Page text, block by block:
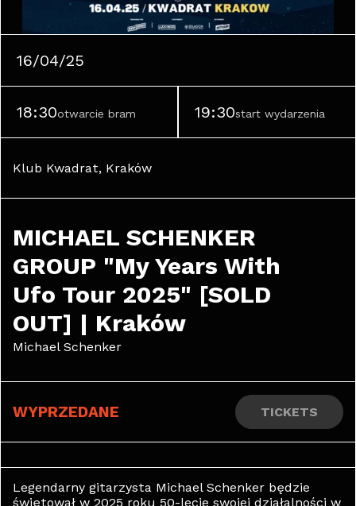
16/04/25
18:30otwarcie bram 19:30start wydarzenia
Klub Kwadrat, Kraków
MICHAEL SCHENKER
GROUP "My Years With
Ufo Tour 2025" [SOLD
OUT] | Kraków
Michael Schenker
WYPRZEDANE TICKETS
Legendarny gitarzysta Michael Schenker będzie
świętował w 2025 roku 50-lecie swojej działalności w